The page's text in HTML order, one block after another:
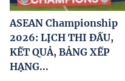
ASEAN Championship
2026: LỊCH THI ĐẤU,
KẾT QUẢ, BẢNG XẾP
HẠNG...